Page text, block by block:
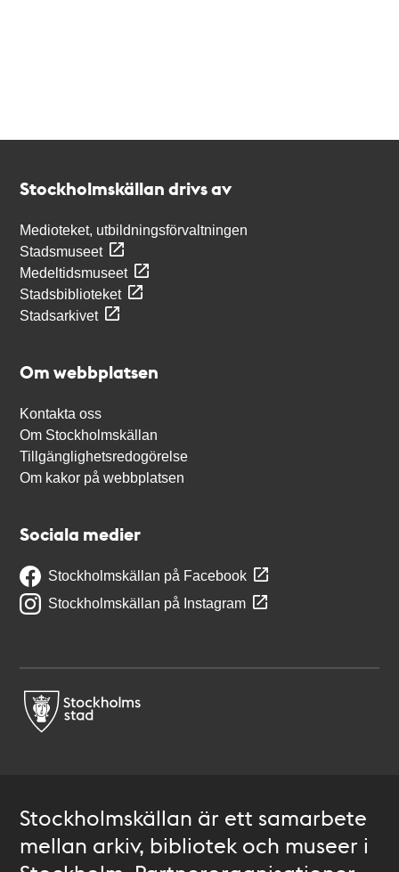
Stockholmskällan drivs av
Medioteket, utbildningsförvaltningen
Stadsmuseet
Medeltidsmuseet
Stadsbiblioteket
Stadsarkivet
Om webbplatsen
Kontakta oss
Om Stockholmskällan
Tillgänglighetsredogörelse
Om kakor på webbplatsen
Sociala medier
Stockholmskällan på Facebook
Stockholmskällan på Instagram
Stockholmskällan är ett samarbete
mellan arkiv, bibliotek och museer i